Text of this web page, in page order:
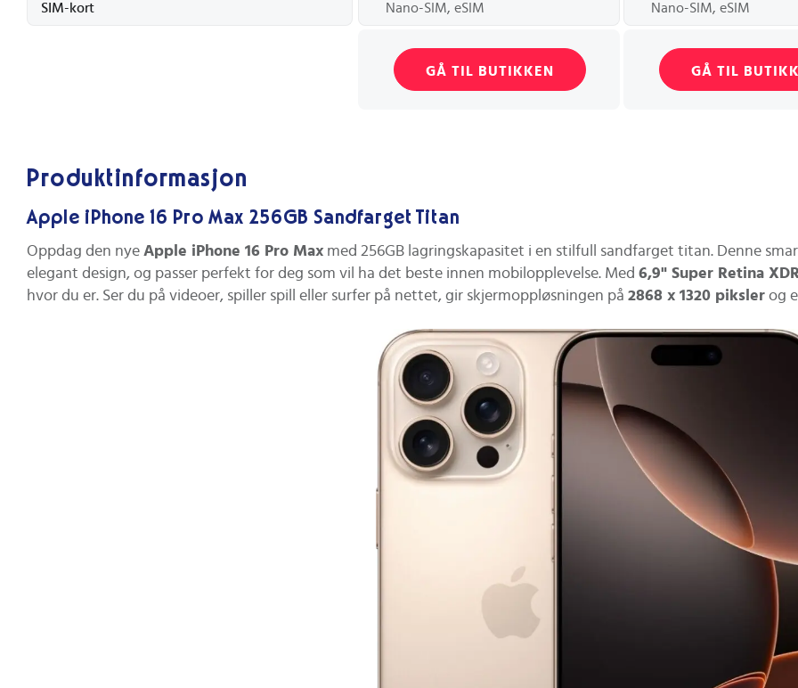
SIM-kort Nano-SIM, eSIM Nano-SIM, eSIM
GÅ TIL BUTIKKEN GÅ TIL
Produktinformasjon
Apple iPhone 16 Pro Max 256GB Sandfarget Titan
Oppdag den nye Apple iPhone 16 Pro Max med 256GB lagringskapasitet i en stilfull sandfarget titan. Denne
elegant design, og passer perfekt for deg som vil ha det beste innen mobilopplevelse. Med 6,9" Super Retina
hvor du er. Ser du på videoer, spiller spill eller surfer på nettet, gir skjermoppløsningen på 2868 x 1320 piksler og